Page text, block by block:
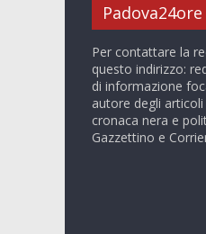
Padova24ore
Per contattare la
questo indirizzo:
di informazione
autore degli
cronaca nera e
Gazzettino e